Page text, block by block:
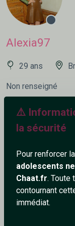
⚠️
la sécurité
Pour renforcer
adolescents
Chaat.fr. Toute
contournant
immédiat.
Alexia97
29 ans
Non renseigné
Ajouter un
Le profil n'a pas